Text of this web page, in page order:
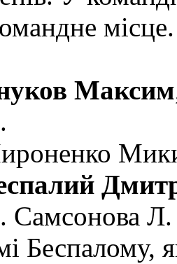
місце.
Максим
Самсонова Л.